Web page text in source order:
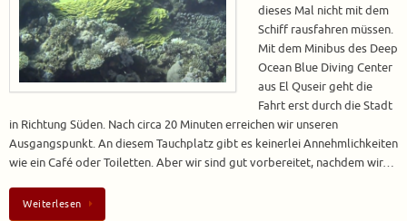
dieses Mal nicht mit dem
Schiff rausfahren müssen.
Mit dem Minibus des Deep
Ocean Blue Diving Center
aus El Quseir geht die
Fahrt erst durch die Stadt
in Richtung Süden. Nach circa 20 Minuten erreichen wir unseren
Ausgangspunkt. An diesem Tauchplatz gibt es keinerlei Annehmlichkeiten
wie ein Café oder Toiletten. Aber wir sind gut vorbereitet, nachdem wir…
Weiterlesen